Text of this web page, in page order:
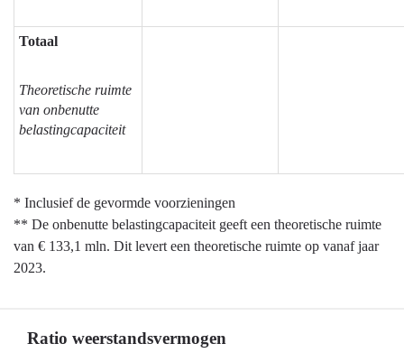
Totaal
Theoretische ruimte
van onbenutte
belastingcapaciteit
* Inclusief de gevormde voorzieningen
** De onbenutte belastingcapaciteit geeft een theoretische ruimte
van € 133,1 mln. Dit levert een theoretische ruimte op vanaf jaar
2023.
Ratio weerstandsvermogen